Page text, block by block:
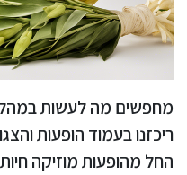
ריכזנו בעמוד הופעות
החל מהופעות מוזיקה